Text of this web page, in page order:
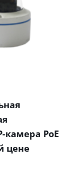
камера PoE
цене